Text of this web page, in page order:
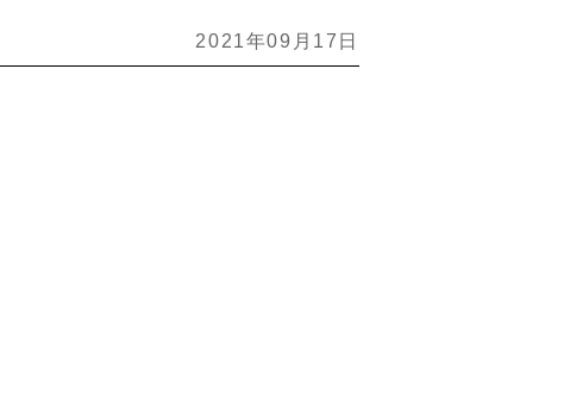
2021年09月17日